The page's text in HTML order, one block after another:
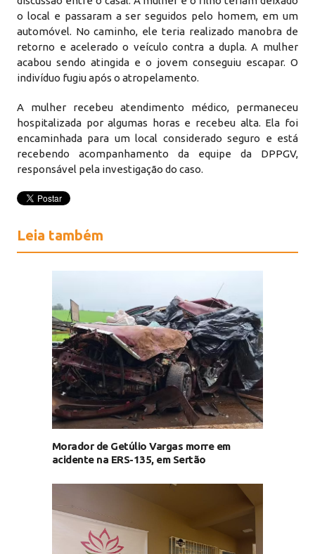
o local e passaram a ser seguidos pelo homem, em um
automóvel. No caminho, ele teria realizado manobra de
retorno e acelerado o veículo contra a dupla. A mulher
acabou sendo atingida e o jovem conseguiu escapar. O
indivíduo fugiu após o atropelamento.
A mulher recebeu atendimento médico, permaneceu
hospitalizada por algumas horas e recebeu alta. Ela foi
encaminhada para um local considerado seguro e está
recebendo acompanhamento da equipe da DPPGV,
responsável pela investigação do caso.
Leia também
Morador de Getúlio Vargas morre em
acidente na ERS-135, em Sertão